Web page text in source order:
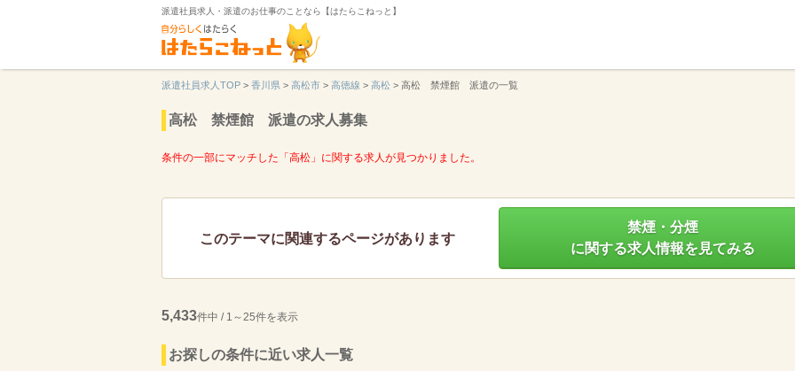
派遣社員求人・派遣のお仕事のことなら【はたらこねっと】
派遣社員求人TOP > 香川県 > 高松市 > 高徳線 > 高松 > 高松 禁煙館 派遣の一覧
高松 禁煙館 派遣の求人募集
条件の一部にマッチした「高松」に関する求人が見つかりました。
このテーマに関連するページがあります
禁煙・分煙
に関する求人情報を見てみる
5,433件中 / 1～25件を表示
お探しの条件に近い求人一覧